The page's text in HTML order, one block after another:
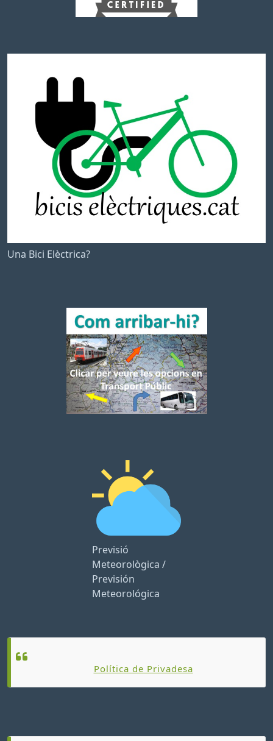
Una Bici Elèctrica?
Previsió
Meteorològica /
Previsión
Meteorológica
Política de Privadesa